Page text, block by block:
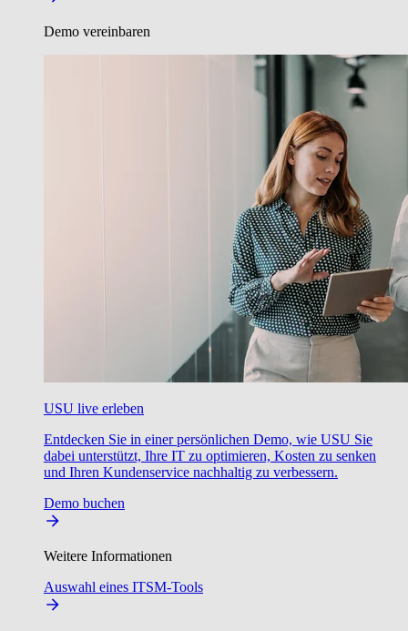
Demo vereinbaren
USU live erleben
Entdecken Sie in einer persönlichen Demo, wie USU Sie
dabei unterstützt, Ihre IT zu optimieren, Kosten zu senken
und Ihren Kundenservice nachhaltig zu verbessern.
Demo buchen
Weitere Informationen
Auswahl eines ITSM-Tools